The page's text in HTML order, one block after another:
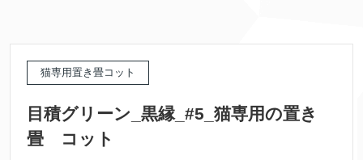
猫専用置き畳コット
目積グリーン_黒縁_#5_猫専用の置き
畳 コット